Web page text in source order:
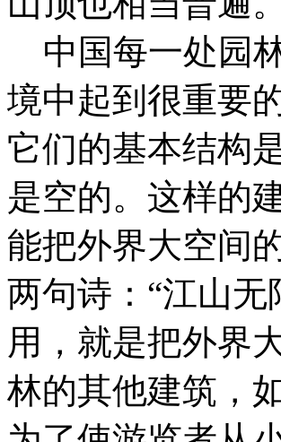
中国每一处园
境中起到很重要
它们的基本结构
是空的。这样的
能把外界大空间
两句诗：“江山
用，就是把外界
林的其他建筑，